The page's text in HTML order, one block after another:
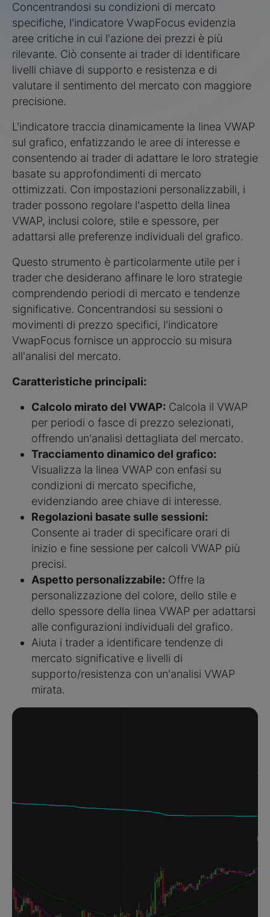
Concentrandosi su condizioni di mercato
specifiche, l'indicatore VwapFocus evidenzia
aree critiche in cui l'azione dei prezzi è più
rilevante. Ciò consente ai trader di identificare
livelli chiave di supporto e resistenza e di
valutare il sentimento del mercato con maggiore
precisione.
L'indicatore traccia dinamicamente la linea VWAP
sul grafico, enfatizzando le aree di interesse e
consentendo ai trader di adattare le loro strategie
basate su approfondimenti di mercato
ottimizzati. Con impostazioni personalizzabili, i
trader possono regolare l'aspetto della linea
VWAP, inclusi colore, stile e spessore, per
adattarsi alle preferenze individuali del grafico.
Questo strumento è particolarmente utile per i
trader che desiderano affinare le loro strategie
comprendendo periodi di mercato e tendenze
significative. Concentrandosi su sessioni o
movimenti di prezzo specifici, l'indicatore
VwapFocus fornisce un approccio su misura
all'analisi del mercato.
Caratteristiche principali:
Calcolo mirato del VWAP: Calcola il VWAP
per periodi o fasce di prezzo selezionati,
offrendo un'analisi dettagliata del mercato.
Tracciamento dinamico del grafico:
Visualizza la linea VWAP con enfasi su
condizioni di mercato specifiche,
evidenziando aree chiave di interesse.
Regolazioni basate sulle sessioni:
Consente ai trader di specificare orari di
inizio e fine sessione per calcoli VWAP più
precisi.
Aspetto personalizzabile: Offre la
personalizzazione del colore, dello stile e
dello spessore della linea VWAP per adattarsi
alle configurazioni individuali del grafico.
Aiuta i trader a identificare tendenze di
mercato significative e livelli di
supporto/resistenza con un'analisi VWAP
mirata.